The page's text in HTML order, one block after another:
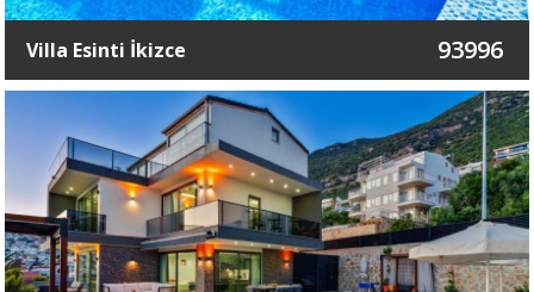
Villa Esinti İkizce 93996